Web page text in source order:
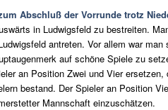
Abschluß der Vorrunde trotz
in Ludwigsfeld zu bestreiten.
antreten. Vor allem war
auf schöne Spiele zu
an Position Zwei und Vier
bestand. Der Spieler an Position
Mannschaft einzuschätzen.